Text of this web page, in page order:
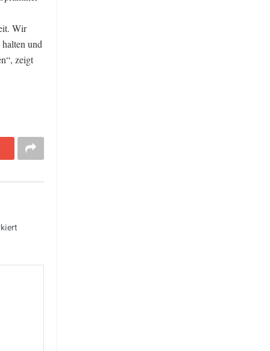
Wir
und
zeigt